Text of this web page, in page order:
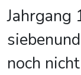
Jahrgang
noch